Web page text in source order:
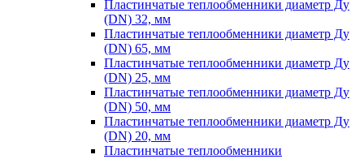
Пластинчатые теплообменники диаметр Ду
(DN) 32, мм
Пластинчатые теплообменники диаметр Ду
(DN) 65, мм
Пластинчатые теплообменники диаметр Ду
(DN) 25, мм
Пластинчатые теплообменники диаметр Ду
(DN) 50, мм
Пластинчатые теплообменники диаметр Ду
(DN) 20, мм
Пластинчатые теплообменники